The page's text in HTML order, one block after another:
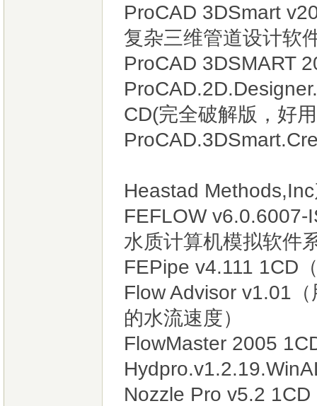
ProCAD 3DSmart
复杂三维管道设计软
ProCAD 3DSMART
CD(完全破解版，好
Heastad
FEFLOW v6.0.6007-
水质计算机模拟软件
FEPipe v4.111 1CD
Flow Advisor v1.01
的水流速度）
FlowMaster 2005
Nozzle Pro v5.2